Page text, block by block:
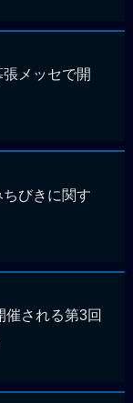
メッセで開
びきに関す
催される第3回